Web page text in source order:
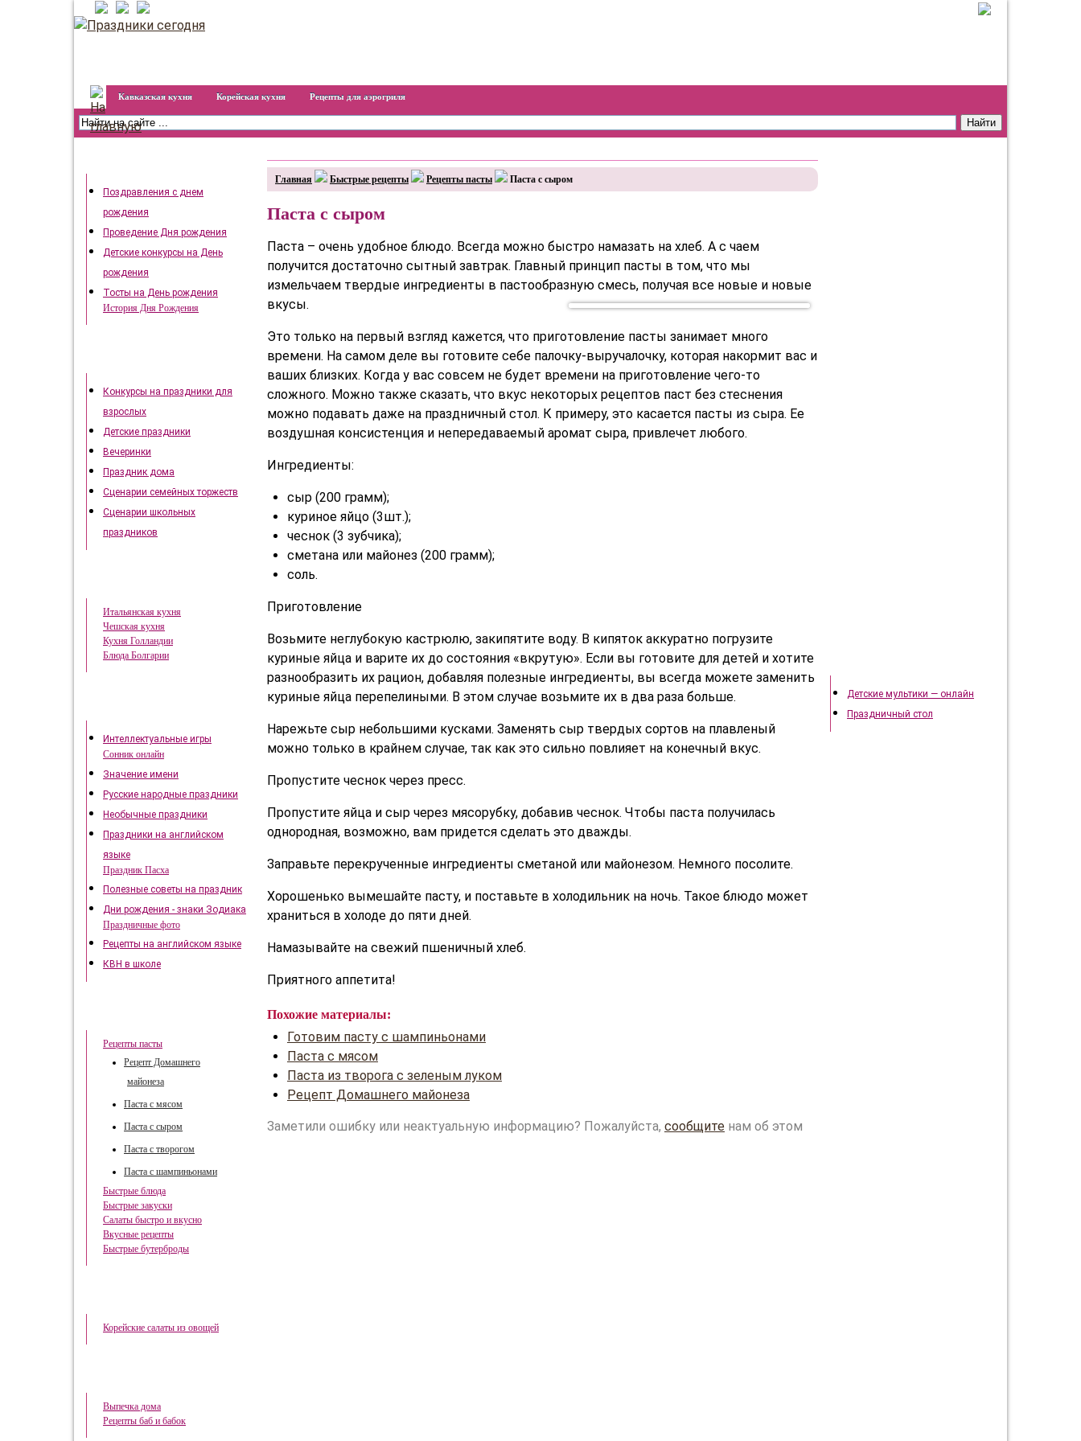
Кавказская кухня Корейская кухня Рецепты для аэрогриля
Главная Быстрые рецепты Рецепты пасты Паста с сыром
Паста с сыром
Паста – очень удобное блюдо. Всегда можно быстро намазать на хлеб. А с чаем
получится достаточно сытный завтрак. Главный принцип пасты в том, что мы
измельчаем твердые ингредиенты в пастообразную смесь, получая все новые и новые
вкусы.
Это только на первый взгляд кажется, что приготовление пасты занимает много
времени. На самом деле вы готовите себе палочку-выручалочку, которая накормит вас и
ваших близких. Когда у вас совсем не будет времени на приготовление чего-то
сложного. Можно также сказать, что вкус некоторых рецептов паст без стеснения
можно подавать даже на праздничный стол. К примеру, это касается пасты из сыра. Ее
воздушная консистенция и непередаваемый аромат сыра, привлечет любого.
Ингредиенты:
сыр (200 грамм);
куриное яйцо (3шт.);
чеснок (3 зубчика);
сметана или майонез (200 грамм);
соль.
Приготовление
Возьмите неглубокую кастрюлю, закипятите воду. В кипяток аккуратно погрузите
куриные яйца и варите их до состояния «вкрутую». Если вы готовите для детей и хотите
разнообразить их рацион, добавляя полезные ингредиенты, вы всегда можете заменить
куриные яйца перепелиными. В этом случае возьмите их в два раза больше.
Нарежьте сыр небольшими кусками. Заменять сыр твердых сортов на плавленый
можно только в крайнем случае, так как это сильно повлияет на конечный вкус.
Пропустите чеснок через пресс.
Пропустите яйца и сыр через мясорубку, добавив чеснок. Чтобы паста получилась
однородная, возможно, вам придется сделать это дважды.
Заправьте перекрученные ингредиенты сметаной или майонезом. Немного посолите.
Хорошенько вымешайте пасту, и поставьте в холодильник на ночь. Такое блюдо может
храниться в холоде до пяти дней.
Намазывайте на свежий пшеничный хлеб.
Приятного аппетита!
Похожие материалы:
Готовим пасту с шампиньонами
Паста с мясом
Паста из творога с зеленым луком
Рецепт Домашнего майонеза
Заметили ошибку или неактуальную информацию? Пожалуйста, сообщите нам об этом
Поздравления с днем
рождения
Проведение Дня рождения
Детские конкурсы на День
рождения
Тосты на День рождения
История Дня Рождения
Конкурсы на праздники для
взрослых
Детские праздники
Вечеринки
Праздник дома
Сценарии семейных торжеств
Сценарии школьных
праздников
Итальянская кухня
Чешская кухня
Кухня Голландии
Блюда Болгарии
Интеллектуальные игры
Сонник онлайн
Значение имени
Русские народные праздники
Необычные праздники
Праздники на английском
языке
Праздник Пасха
Полезные советы на праздник
Дни рождения - знаки Зодиака
Праздничные фото
Рецепты на английском языке
КВН в школе
Рецепты пасты
Рецепт Домашнего
майонеза
Паста с мясом
Паста с сыром
Паста с творогом
Паста с шампиньонами
Быстрые блюда
Быстрые закуски
Салаты быстро и вкусно
Вкусные рецепты
Быстрые бутерброды
Корейские салаты из овощей
Выпечка дома
Рецепты баб и бабок
Детские мультики — онлайн
Праздничный стол